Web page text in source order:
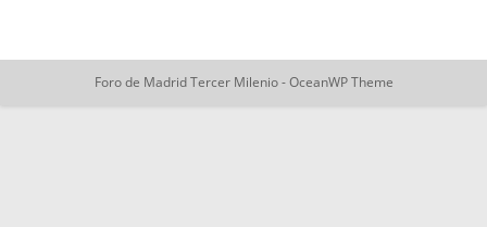
Foro de Madrid Tercer Milenio - OceanWP Theme